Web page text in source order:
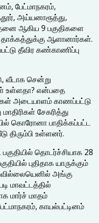
பேட்மாநகரம்,
அய்யனாரூத்து,
ஆகிய 9 பகுதிகளை
ஆளானார்கள்.
தீவிர கண்காணிப்பு
வீடாக சென்று
உள்ளதா? என்பதை
அடையாளம் காணப்பட்டு
சேகரித்து
கொரோனா பாதிக்கப்பட்ட
திரும்பி உள்ளனர்.
தொடர்ச்சியாக 28
புதிதாக யாருக்கும்
அங்கு
மாவட்டத்தில்
மார்ச் மாதம்
காயல்பட்டினம்